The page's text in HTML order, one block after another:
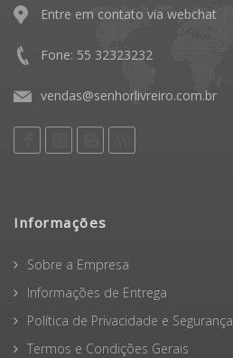
Entre em contato via webchat
Fone: 55 32323232
vendas@senhorlivreiro.com.br
Informações
Sobre a Empresa
Informações de Entrega
Política de Privacidade e Segurança
Termos e Condições Gerais